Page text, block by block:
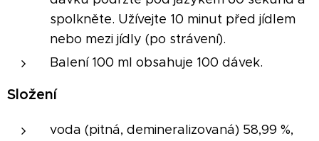
spolkněte. Užívejte 10 minut před jídlem
nebo mezi jídly (po strávení).
Balení 100 ml obsahuje 100 dávek.
Složení
voda (pitná, demineralizovaná) 58,99 %,